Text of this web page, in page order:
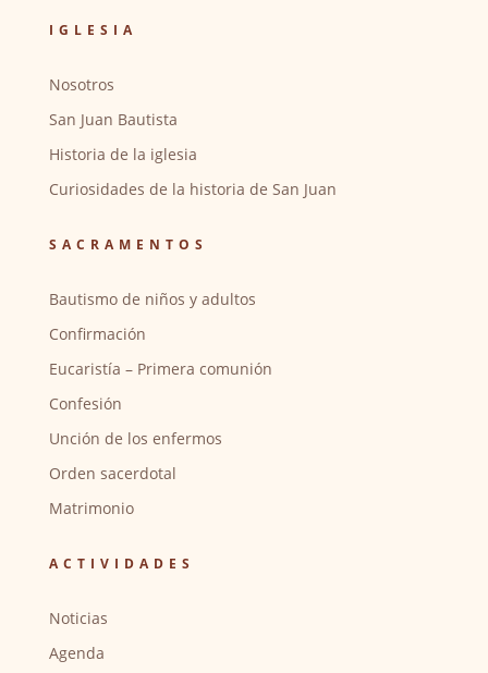
IGLESIA
Nosotros
San Juan Bautista
Historia de la iglesia
Curiosidades de la historia de San Juan
SACRAMENTOS
Bautismo de niños y adultos
Confirmación
Eucaristía – Primera comunión
Confesión
Unción de los enfermos
Orden sacerdotal
Matrimonio
ACTIVIDADES
Noticias
Agenda